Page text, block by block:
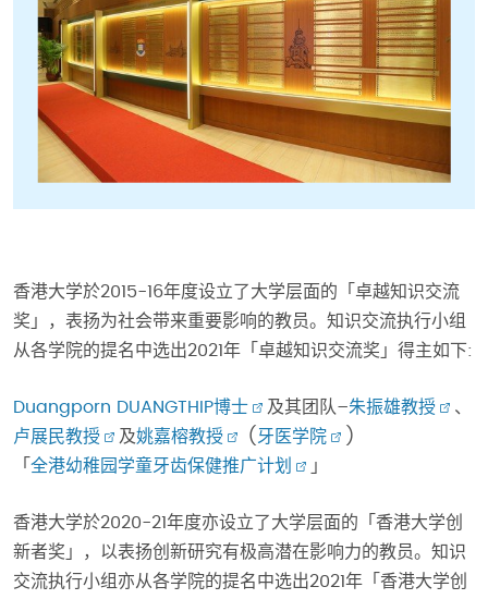
香港大学於2015-16年度设立了大学层面的「卓越知识交流
奖」，表扬为社会带来重要影响的教员。知识交流执行小组
从各学院的提名中选出2021年「卓越知识交流奖」得主如下:
Duangporn DUANGTHIP博士 及其团队–朱振雄教授
、
卢展民教授
及姚嘉榕教授 ( 牙医学院
)
「 全港幼稚园学童牙齿保健推广计划 」
香港大学於2020-21年度亦设立了大学层面的「香港大学创
新者奖」，以表扬创新研究有极高潜在影响力的教员。知识
交流执行小组亦从各学院的提名中选出2021年「香港大学创